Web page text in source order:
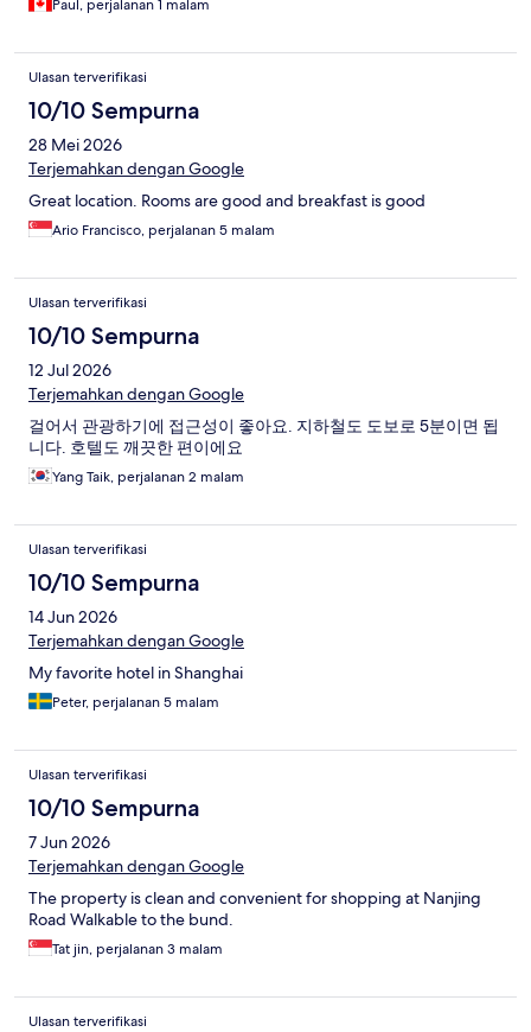
Paul, perjalanan 1 malam
Ulasan terverifikasi
10/10 Sempurna
28 Mei 2026
Terjemahkan dengan Google
Great location. Rooms are good and breakfast is good
Ario Francisco, perjalanan 5 malam
Ulasan terverifikasi
10/10 Sempurna
12 Jul 2026
Terjemahkan dengan Google
걸어서 관광하기에 접근성이 좋아요. 지하철도 도보로 5분이면 됩
니다. 호텔도 깨끗한 편이에요
Yang Taik, perjalanan 2 malam
Ulasan terverifikasi
10/10 Sempurna
14 Jun 2026
Terjemahkan dengan Google
My favorite hotel in Shanghai
Peter, perjalanan 5 malam
Ulasan terverifikasi
10/10 Sempurna
7 Jun 2026
Terjemahkan dengan Google
The property is clean and convenient for shopping at Nanjing
Road Walkable to the bund.
Tat jin, perjalanan 3 malam
Ulasan terverifikasi